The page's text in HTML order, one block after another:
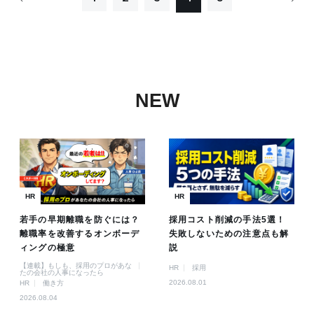
NEW
HR
若手の早期離職を防ぐには？
離職率を改善するオンボーデ
ィングの極意
【連載】もしも、採用のプロがあな
たの会社の人事になったら
HR
働き方
2026.08.04
HR
採用コスト削減の手法5選！
失敗しないための注意点も解
説
HR
採用
2026.08.01